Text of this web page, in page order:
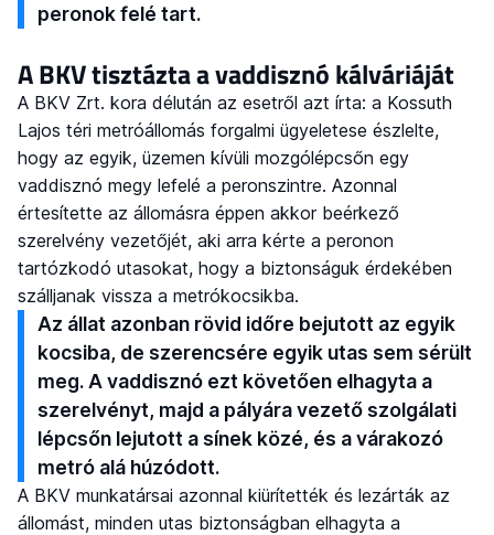
peronok felé tart.
A BKV tisztázta a vaddisznó kálváriáját
A BKV Zrt. kora délután az esetről azt írta: a Kossuth
Lajos téri metróállomás forgalmi ügyeletese észlelte,
hogy az egyik, üzemen kívüli mozgólépcsőn egy
vaddisznó megy lefelé a peronszintre. Azonnal
értesítette az állomásra éppen akkor beérkező
szerelvény vezetőjét, aki arra kérte a peronon
tartózkodó utasokat, hogy a biztonságuk érdekében
szálljanak vissza a metrókocsikba.
Az állat azonban rövid időre bejutott az egyik
kocsiba, de szerencsére egyik utas sem sérült
meg. A vaddisznó ezt követően elhagyta a
szerelvényt, majd a pályára vezető szolgálati
lépcsőn lejutott a sínek közé, és a várakozó
metró alá húzódott.
A BKV munkatársai azonnal kiürítették és lezárták az
állomást, minden utas biztonságban elhagyta a